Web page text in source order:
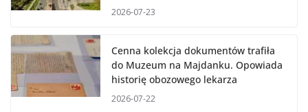
2026-07-23
Cenna kolekcja dokumentów trafiła
do Muzeum na Majdanku. Opowiada
historię obozowego lekarza
2026-07-22